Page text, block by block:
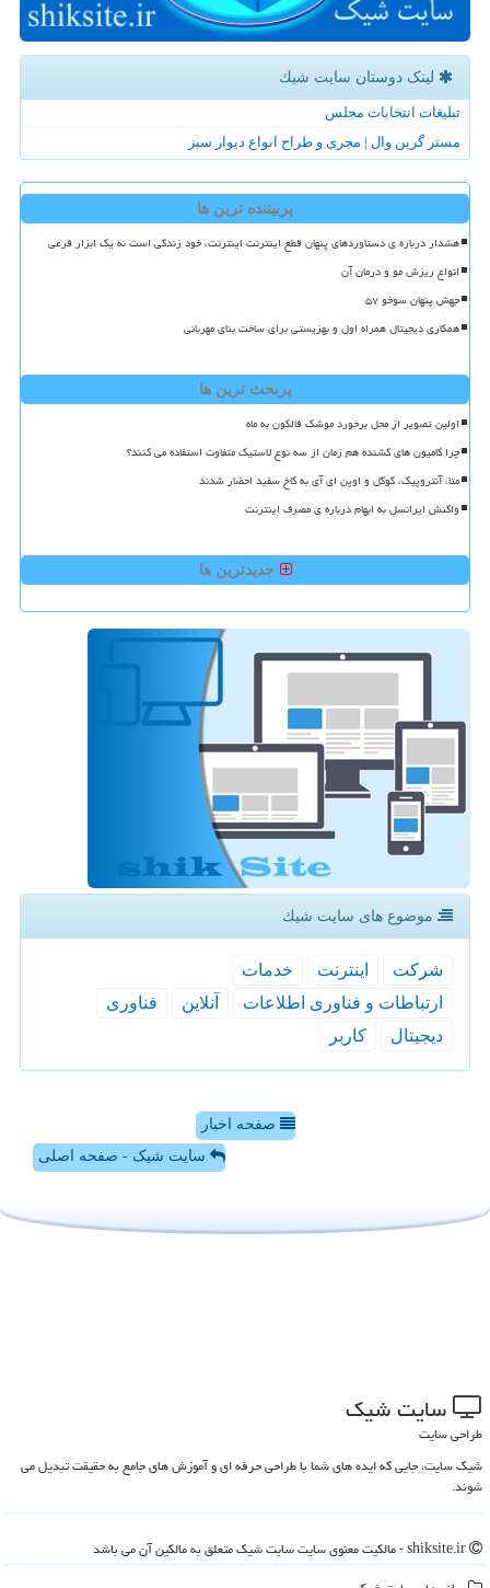
لینک دوستان سایت شیك
تبلیغات انتخابات مجلس
مستر گرین وال | مجری و طراح انواع دیوار سبز
پربیننده ترین ها
هشدار درباره ی دستاوردهای پنهان قطع اینترنت اینترنت، خود زندگی است نه یک ابزار فرعی
انواع ریزش مو و درمان آن
جهش پنهان سوخو ۵۷
همکاری دیجیتال همراه اول و بهزیستی برای ساخت بنای مهربانی
پربحث ترین ها
اولین تصویر از محل برخورد موشک فالکون به ماه
چرا کامیون های کشنده هم زمان از سه نوع لاستیک متفاوت استفاده می کنند؟
متا، آنتروپیک، گوگل و اوپن ای آی به کاخ سفید احضار شدند
واکنش ایرانسل به ابهام درباره ی مصرف اینترنت
جدیدترین ها
موضوع های سایت شیك
شركت اینترنت
خدمات
ارتباطات و فناوری اطلاعات
آنلاین
فناوری
دیجیتال
كاربر
صفحه اخبار
سایت شیک - صفحه اصلی
سایت شیك
طراحی سایت
شیک سایت، جایی که ایده های شما با طراحی حرفه ای و آموزش های جامع به حقیقت تبدیل می
شوند.